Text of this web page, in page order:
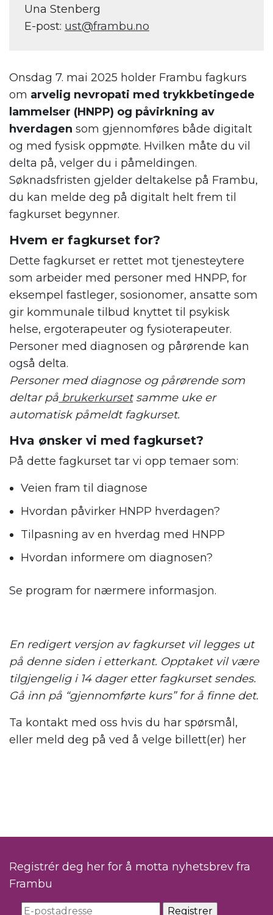
Una Stenberg
E-post: ust@frambu.no
Onsdag 7. mai 2025 holder Frambu fagkurs
om arvelig nevropati med trykkbetingede
lammelser (HNPP) og påvirkning av
hverdagen som gjennomføres både digitalt
og med fysisk oppmøte. Hvilken måte du vil
delta på, velger du i påmeldingen.
Søknadsfristen gjelder deltakelse på Frambu,
du kan melde deg på digitalt helt frem til
fagkurset begynner.
Hvem er fagkurset for?
Dette fagkurset er rettet mot tjenesteytere
som arbeider med personer med HNPP, for
eksempel fastleger, sosionomer, ansatte som
gir kommunale tilbud knyttet til psykisk
helse, ergoterapeuter og fysioterapeuter.
Personer med diagnosen og pårørende kan
også delta.
Personer med diagnose og pårørende som
deltar på brukerkursetsamme uke er
automatisk påmeldt fagkurset.
Hva ønsker vi med fagkurset?
På dette fagkurset tar vi opp temaer som:
Veien fram til diagnose
Hvordan påvirker HNPP hverdagen?
Tilpasning av en hverdag med HNPP
Hvordan informere om diagnosen?
Se program for nærmere informasjon.
En redigert versjon av fagkurset vil legges ut
på denne siden i etterkant. Opptaket vil være
tilgjengelig i 14 dager etter fagkurset sendes.
Gå inn på “gjennomførte kurs” for å finne det.
Ta kontakt med oss hvis du har spørsmål,
eller meld deg på ved å velge billett(er) her
Registrér deg her for å motta nyhetsbrev fra
Frambu